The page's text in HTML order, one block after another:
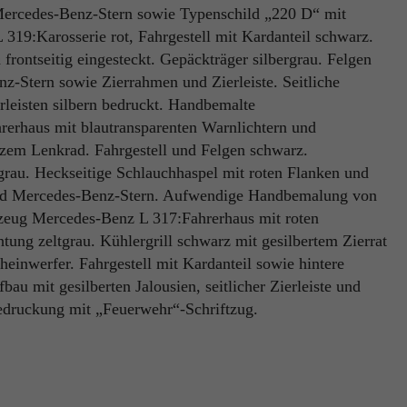
Benz-Stern sowie Typenschild „220 D“ mit
rot, Fahrgestell mit Kardanteil schwarz.
eingesteckt. Gepäckträger silbergrau. Felgen
Stern sowie Zierrahmen und Zierleiste. Seitliche
silbern bedruckt. Handbemalte
mit blautransparenten Warnlichtern und
Lenkrad. Fahrgestell und Felgen schwarz.
Heckseitige Schlauchhaspel mit roten Flanken und
Benz-Stern. Aufwendige Handbemalung von
Mercedes-Benz L 317:Fahrerhaus mit roten
zeltgrau. Kühlergrill schwarz mit gesilbertem Zierrat
Fahrgestell mit Kardanteil sowie hintere
mit gesilberten Jalousien, seitlicher Zierleiste und
mit „Feuerwehr“-Schriftzug.
PHPSESSID
TYPO3
Ende der Sitzung
PHPs Standard Sitzungs Identifikation (nur für Administratoren
relevant).
be_typo_user
Ende der Sitzung
Google Analytics
1 Jahr
Enthält eine zufallsgenerierte User-ID. Anhand dieser ID kann
Google Analytics wiederkehrende User auf dieser Website
wiedererkennen und die Daten von früheren Besuchen
zusammenführen.
_gid